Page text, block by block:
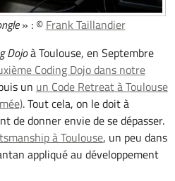
» : © Frank Taillandier
Dojoà Toulouse, en Septembre
Coding Dojo dans notre
un un Code Retreat à Toulouse
. Tout cela, on le doit à
de donner envie de se dépasser.
à Toulouse, un peu dans
appliqué au développement